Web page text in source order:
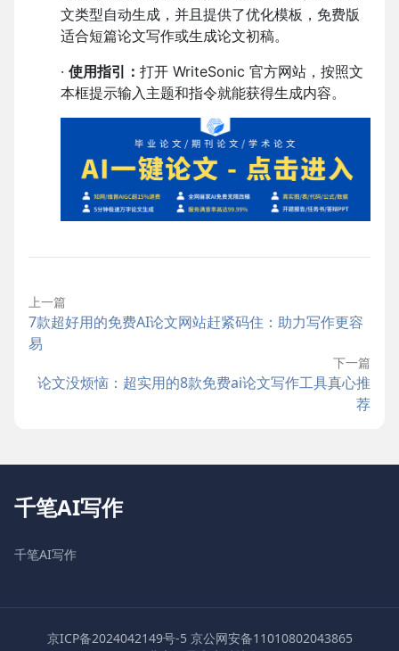
文类型自动生成，并且提供了优化模板，免费版
适合短篇论文写作或生成论文初稿。
· 使用指引： 打开 WriteSonic 官方网站，按照文
本框提示输入主题和指令就能获得生成内容。
上一篇
7款超好用的免费AI论文网站赶紧码住：助力写作更容
易
下一篇
论文没烦恼：超实用的8款免费ai论文写作工具真心推
荐
千笔AI写作
千笔AI写作
京ICP备2024042149号-5 京公网安备11010802043865